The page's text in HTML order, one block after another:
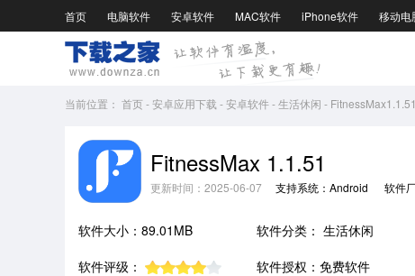
首页 电脑软件 安卓软件 MAC软件 iPhone软件 移动电
当前位置： 首页-安卓应用下载 -安卓软件-生活休闲 - FitnessMax1.1.51
FitnessMax 1.1.51
更新时间：2025-06-07 支持系统：Android 软件
软件大小：89.01MB 软件分类： 生活休闲
软件评级：
软件授权：免费软件